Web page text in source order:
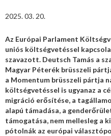
2025. 03. 20.
Az Európai Parlament
uniós költségvetéssel
szavazott. Deutsch Tamás a
Magyar Péterék brüsszeli
a Momentum brüsszeli pártja
költségvetéssel is ugyanaz a
migráció erősítése, a
alapú támadása, a
támogatása, nem mellesleg a
pótolnák az európai